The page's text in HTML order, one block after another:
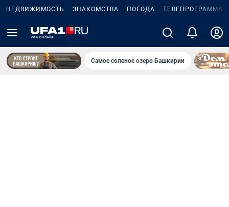
НЕДВИЖИМОСТЬ ЗНАКОМСТВА ПОГОДА ТЕЛЕПРОГРАММА
Самое соленое озеро Башкирии